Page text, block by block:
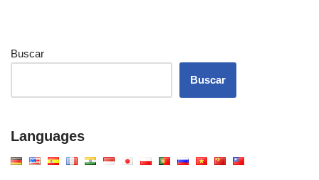
Buscar
Buscar
Languages